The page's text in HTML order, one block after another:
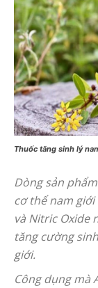
Thuốc tăng sinh lý
Dòng sản
cơ thể nam
và Nitric Oxide
tăng cường
giới.
Công dụng mà